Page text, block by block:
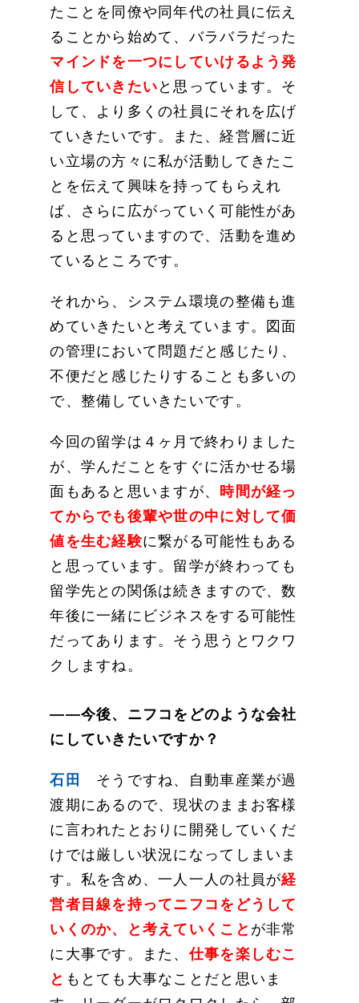
たことを同僚や同年代の社員に伝え
ることから始めて、バラバラだった
マインドを一つにしていけるよう発
信していきたい と思っています。そ
して、より多くの社員にそれを広げ
ていきたいです。また、経営層に近
い立場の方々に私が活動してきたこ
とを伝えて興味を持ってもらえれ
ば、さらに広がっていく可能性があ
ると思っていますので、活動を進め
ているところです。
それから、システム環境の整備も進
めていきたいと考えています。図面
の管理において問題だと感じたり、
不便だと感じたりすることも多いの
で、整備していきたいです。
今回の留学は４ヶ月で終わりました
が、学んだことをすぐに活かせる場
面もあると思いますが、 時間が経っ
てからでも後輩や世の中に対して価
値を生む経験に繋がる可能性もある
と思っています。留学が終わっても
留学先との関係は続きますので、数
年後に一緒にビジネスをする可能性
だってあります。そう思うとワクワ
クしますね。
——今後、ニフコをどのような会社
にしていきたいですか？
石田
そうですね、自動車産業が過
渡期にあるので、現状のままお客様
に言われたとおりに開発していくだ
けでは厳しい状況になってしまいま
す。私を含め、一人一人の社員が経
営者目線を持ってニフコをどうして
いくのか、と考えていくこと が非常
に大事です。また、仕事を楽しむこ
と もとても大事なことだと思いま